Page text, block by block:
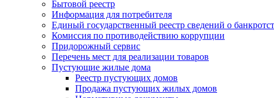
Бытовой реестр
Информация для потребителя
Единый государственный реестр сведений о
Комиссия по противодействию коррупции
Придорожный сервис
Перечень мест для реализации товаров
Пустующие жилые дома
Реестр пустующих домов
Продажа пустующих жилых домов